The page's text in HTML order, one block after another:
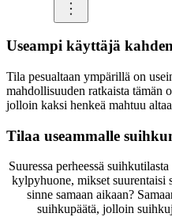
Useampi käyttäjä
Tila pesualtaan ympärillä on
mahdollisuuden ratkaista tämän
jolloin kaksi henkeä mahtuu
Tilaa useammalle
Suuressa perheessä
kylpyhuone, mikset suurentaisi
sinne samaan aikaan?
suihkupäätä, jolloin